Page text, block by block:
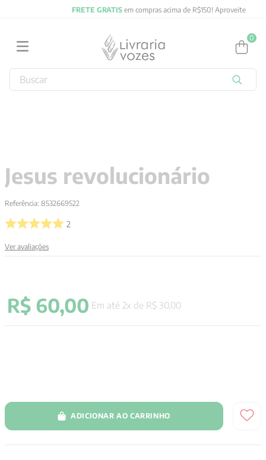
FRETE GRATIS em compras acima de R$150! Aproveite
0
Buscar
Jesus revolucionário
Referência: 8532669522
2
Ver avaliações
R$ 60,00 Em até 2x de R$ 30,00
ADICIONAR AO CARRINHO
4º jung
5 pré venda
6º byung chul han
10 anselm grun